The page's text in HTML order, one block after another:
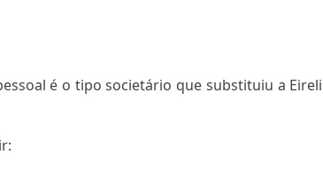
é o tipo societário que substituiu a Eireli